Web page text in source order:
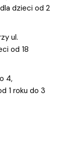
dzieci od 2
ul.
od 18
4,
1 roku do 3